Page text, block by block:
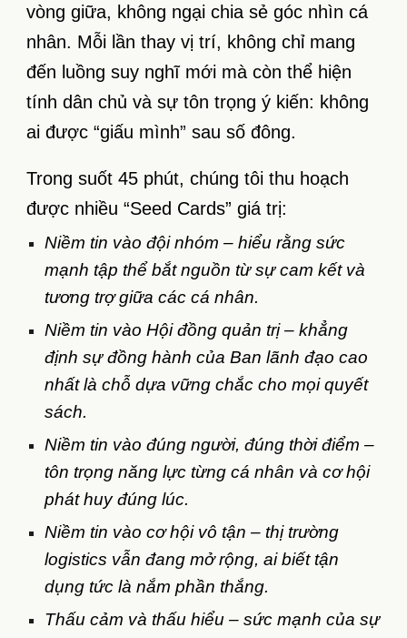
vòng giữa, không ngại chia sẻ góc nhìn cá
nhân. Mỗi lần thay vị trí, không chỉ mang
đến luồng suy nghĩ mới mà còn thể hiện
tính dân chủ và sự tôn trọng ý kiến: không
ai được “giấu mình” sau số đông.
Trong suốt 45 phút, chúng tôi thu hoạch
được nhiều “Seed Cards” giá trị:
Niềm tin vào đội nhóm – hiểu rằng sức
mạnh tập thể bắt nguồn từ sự cam kết và
tương trợ giữa các cá nhân.
Niềm tin vào Hội đồng quản trị – khẳng
định sự đồng hành của Ban lãnh đạo cao
nhất là chỗ dựa vững chắc cho mọi quyết
sách.
Niềm tin vào đúng người, đúng thời điểm –
tôn trọng năng lực từng cá nhân và cơ hội
phát huy đúng lúc.
Niềm tin vào cơ hội vô tận – thị trường
logistics vẫn đang mở rộng, ai biết tận
dụng tức là nắm phần thắng.
Thấu cảm và thấu hiểu – sức mạnh của sự